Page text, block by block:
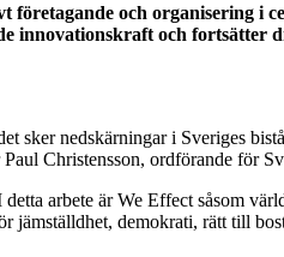
företagande och organisering i
innovationskraft och fortsätter
sker nedskärningar i Sveriges
Christensson, ordförande för
arbete är We Effect såsom
jämställdhet, demokrati, rätt till